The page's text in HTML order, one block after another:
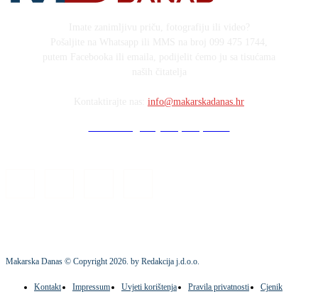
info@makarskadanas.hr
Makarska Danas © Copyright2026. by Redakcija j.d.o.o.
Kontakt Impressum Uvjeti korištenja Pravila privatnosti
Cjenik